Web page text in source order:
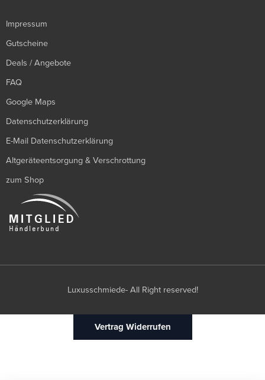
Impressum
Gutscheine
Deals / Angebote
FAQ
Google Maps
Datenschutzerklärung
E-Mail Datenschutzerklärung
Altgeräteentsorgung & Verschrottung
zum Shop
Luxusschmiede- All Right reserved!
Vertrag Widerrufen